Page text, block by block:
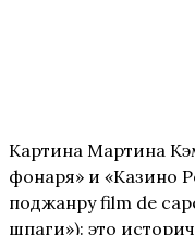
Картина Мартина
фонаря» и «Казино
поджанру film de
шпаги»): это